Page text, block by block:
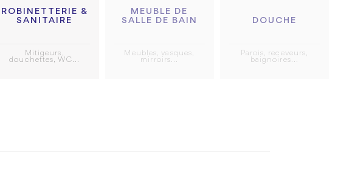
ROBINETTERIE &
SANITAIRE
Mitigeurs,
douchettes, WC...
MEUBLE DE
SALLE DE BAIN
Meubles, vasques,
mirroirs...
DOUCHE
Parois, receveurs,
baignoires...